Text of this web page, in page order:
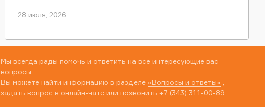
28 июля, 2026
Мы всегда рады помочь и ответить на все интересующие вас
вопросы.
Вы можете найти информацию в разделе «Вопросы и ответы»
задать вопрос в онлайн-чате или позвонить +7 (343) 311-00-89